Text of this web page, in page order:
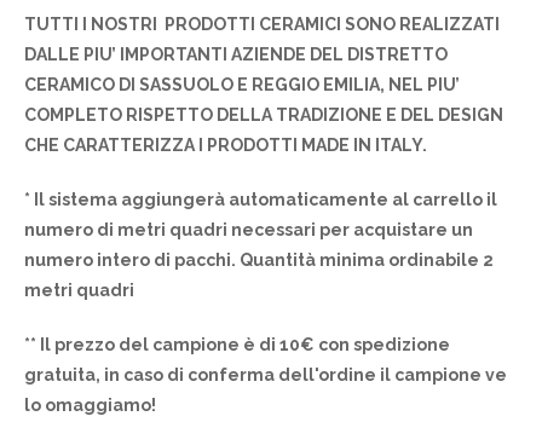
TUTTI I NOSTRI PRODOTTI CERAMICI SONO REALIZZATI
DALLE PIU’ IMPORTANTI AZIENDE DEL DISTRETTO
CERAMICO DI SASSUOLO E REGGIO EMILIA, NEL PIU’
COMPLETO RISPETTO DELLA TRADIZIONE E DEL DESIGN
CHE CARATTERIZZA I PRODOTTI MADE IN ITALY.
* Il sistema aggiungerà automaticamente al carrello il
numero di metri quadri necessari per acquistare un
numero intero di pacchi. Quantità minima ordinabile 2
metri quadri
** Il prezzo del campione è di 10€ con spedizione
gratuita, in caso di conferma dell'ordine il campione ve
lo omaggiamo!